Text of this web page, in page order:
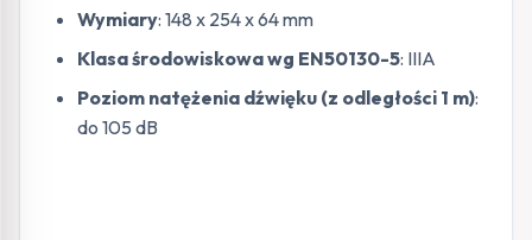
Wymiary: 148 x 254 x 64 mm
Klasa środowiskowa wg EN50130-5: IIIA
Poziom natężenia dźwięku (z odległości 1 m):
do 105 dB